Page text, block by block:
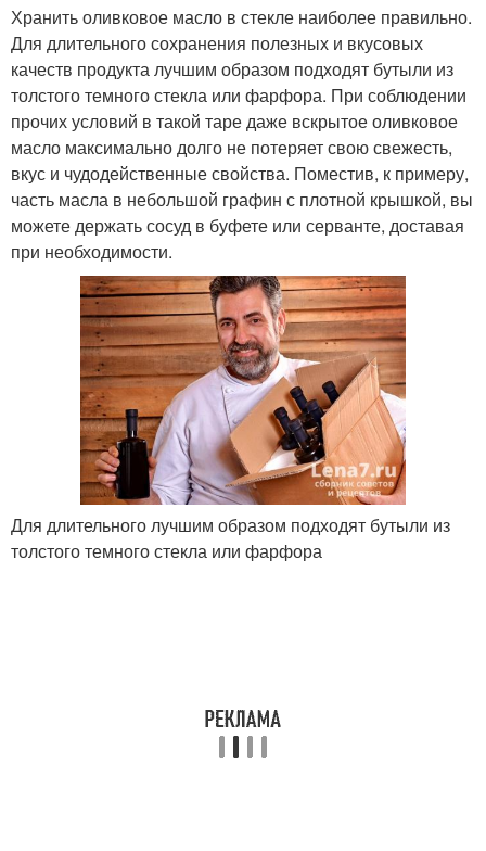
Хранить оливковое масло в стекле наиболее правильно.
Для длительного сохранения полезных и вкусовых
качеств продукта лучшим образом подходят бутыли из
толстого темного стекла или фарфора. При соблюдении
прочих условий в такой таре даже вскрытое оливковое
масло максимально долго не потеряет свою свежесть,
вкус и чудодейственные свойства. Поместив, к примеру,
часть масла в небольшой графин с плотной крышкой, вы
можете держать сосуд в буфете или серванте, доставая
при необходимости.
Для длительного лучшим образом подходят бутыли из
толстого темного стекла или фарфора